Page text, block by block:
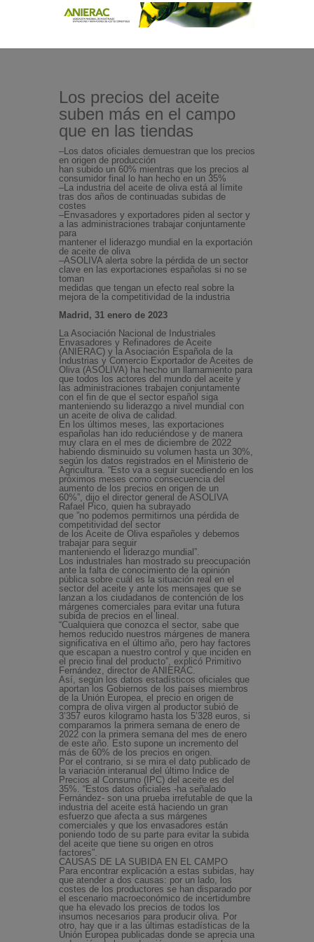
Los precios del aceite
suben más en el campo
que en las tiendas
–Los datos oficiales demuestran que los precios
en origen de producción
han subido un 60% mientras que los precios al
consumidor final lo han hecho en un 35%
–La industria del aceite de oliva está al límite
tras dos años de continuadas subidas de
costes
–Envasadores y exportadores piden al sector y
a las administraciones trabajar conjuntamente
para
mantener el liderazgo mundial en la exportación
de aceite de oliva
–ASOLIVA alerta sobre la pérdida de un sector
clave en las exportaciones españolas si no se
toman
medidas que tengan un efecto real sobre la
mejora de la competitividad de la industria
Madrid, 31 enero de 2023
La Asociación Nacional de Industriales
Envasadores y Refinadores de Aceite
(ANIERAC) y la Asociación Española de la
Industrias y Comercio Exportador de Aceites de
Oliva (ASOLIVA) ha hecho un llamamiento para
que todos los actores del mundo del aceite y
las administraciones trabajen conjuntamente
con el fin de que el sector español siga
manteniendo su liderazgo a nivel mundial con
un aceite de oliva de calidad.
En los últimos meses, las exportaciones
españolas han ido reduciéndose y de manera
muy clara en el mes de diciembre de 2022
habiendo disminuido su volumen hasta un 30%,
según los datos registrados en el Ministerio de
Agricultura. “Esto va a seguir sucediendo en los
próximos meses como consecuencia del
aumento de los precios en origen de un
60%”, dijo el director general de ASOLIVA
Rafael Pico, quien ha subrayado
que ”no podemos permitirnos una pérdida de
competitividad del sector
de los Aceite de Oliva españoles y debemos
trabajar para seguir
manteniendo el liderazgo mundial”.
Los industriales han mostrado su preocupación
ante la falta de conocimiento de la opinión
pública sobre cuál es la situación real en el
sector del aceite y ante los mensajes que se
lanzan a los ciudadanos de contención de los
márgenes comerciales para evitar una futura
subida de precios en el lineal.
“Cualquiera que conozca el sector, sabe que
hemos reducido nuestros márgenes de manera
significativa en el último año, pero hay factores
que escapan a nuestro control y que inciden en
el precio final del producto”, explicó Primitivo
Fernández, director de ANIERAC.
Así, según los datos estadísticos oficiales que
aportan los Gobiernos de los países miembros
de la Unión Europea, el precio en origen de
compra de oliva virgen al productor subió de
3’357 euros kilogramo hasta los 5’328 euros, si
comparamos la primera semana de enero de
2022 con la primera semana del mes de enero
de este año. Esto supone un incremento del
más de 60% de los precios en origen.
Por el contrario, si se mira el dato publicado de
la variación interanual del último Índice de
Precios al Consumo (IPC) del aceite es del
35%. “Estos datos oficiales -ha señalado
Fernández- son una prueba irrefutable de que la
industria del aceite está haciendo un gran
esfuerzo que afecta a sus márgenes
comerciales y que los envasadores están
poniendo todo de su parte para evitar la subida
del aceite que tiene su origen en otros
factores”.
CAUSAS DE LA SUBIDA EN EL CAMPO
Para encontrar explicación a estas subidas, hay
que atender a dos causas: por un lado, los
costes de los productores se han disparado por
el escenario macroeconómico de incertidumbre
que ha elevado los precios de todos los
insumos necesarios para producir oliva. Por
otro, hay que ir a las últimas estadísticas de la
Unión Europea publicadas donde se aprecia una